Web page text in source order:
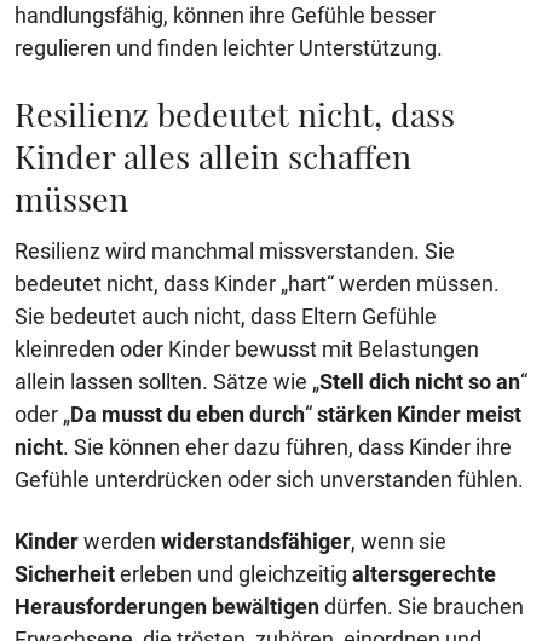
handlungsfähig, können ihre Gefühle besser
regulieren und finden leichter Unterstützung.
Resilienz bedeutet nicht, dass
Kinder alles allein schaffen
müssen
Resilienz wird manchmal missverstanden. Sie
bedeutet nicht, dass Kinder „hart“ werden müssen.
Sie bedeutet auch nicht, dass Eltern Gefühle
kleinreden oder Kinder bewusst mit Belastungen
allein lassen sollten. Sätze wie „Stell dich nicht so an“
oder „Da musst du eben durch“stärken Kinder meist
nicht. Sie können eher dazu führen, dass Kinder ihre
Gefühle unterdrücken oder sich unverstanden fühlen.
Kinderwerden widerstandsfähiger, wenn sie
Sicherheiterleben und gleichzeitig altersgerechte
Herausforderungen bewältigendürfen. Sie brauchen